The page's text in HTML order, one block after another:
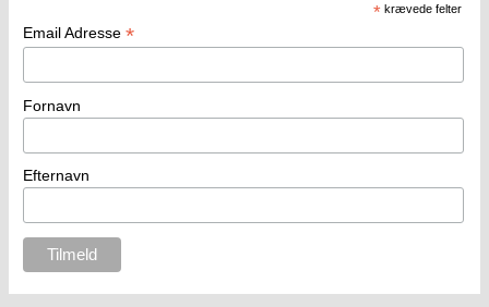
* krævede felter
Email Adresse *
Fornavn
Efternavn